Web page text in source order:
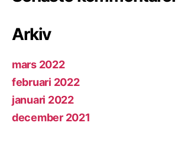
Arkiv
mars 2022
februari 2022
januari 2022
december 2021